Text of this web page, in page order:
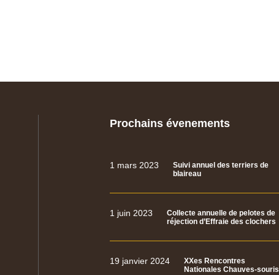
Prochains évenements
1 mars 2023
Suivi annuel des terriers de
blaireau
1 juin 2023
Collecte annuelle de pelotes de
réjection d’Effraie des clochers
19 janvier 2024
XXes Rencontres
Nationales Chauves-souris